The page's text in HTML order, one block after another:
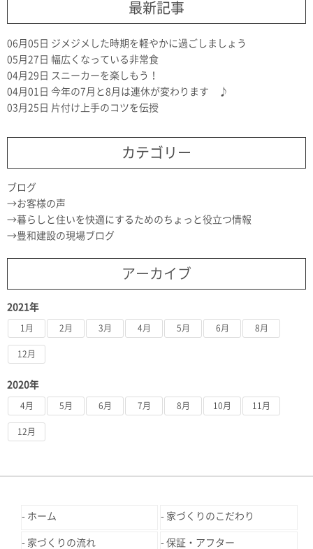
最新記事
06月05日 ジメジメした時期を軽やかに過ごしましょう
05月27日 幅広くなっている非常食
04月29日 スニーカーを楽しもう！
04月01日 今年の7月と8月は連休が変わります ♪
03月25日 片付け上手のコツを伝授
カテゴリー
ブログ
お客様の声
暮らしと住いを快適にするためのちょっと役立つ情報
豊和建設の現場ブログ
アーカイブ
2021年
1月 2月 3月 4月 5月 6月 8月
12月
2020年
4月 5月 6月 7月 8月 10月 11月
12月
ホーム 家づくりのこだわり
家づくりの流れ 保証・アフター